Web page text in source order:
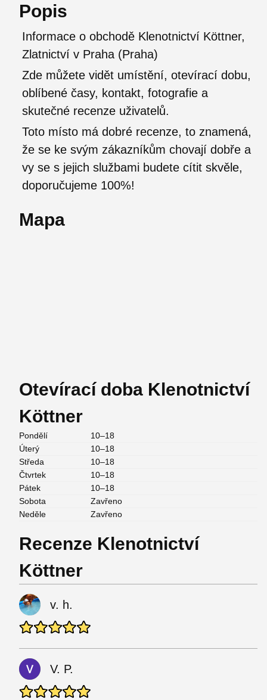
Popis
Informace o obchodě Klenotnictví Köttner,
Zlatnictví v Praha (Praha)
Zde můžete vidět umístění, otevírací dobu,
oblíbené časy, kontakt, fotografie a
skutečné recenze uživatelů.
Toto místo má dobré recenze, to znamená,
že se ke svým zákazníkům chovají dobře a
vy se s jejich službami budete cítit skvěle,
doporučujeme 100%!
Mapa
Otevírací doba Klenotnictví
Köttner
Pondělí
10–18
Úterý
10–18
Středa
10–18
Čtvrtek
10–18
Pátek
10–18
Sobota
Zavřeno
Neděle
Zavřeno
Recenze Klenotnictví
Köttner
v. h.
V. P.